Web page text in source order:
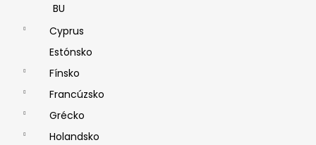
BU
Cyprus
Estónsko
Fínsko
Francúzsko
Grécko
Holandsko